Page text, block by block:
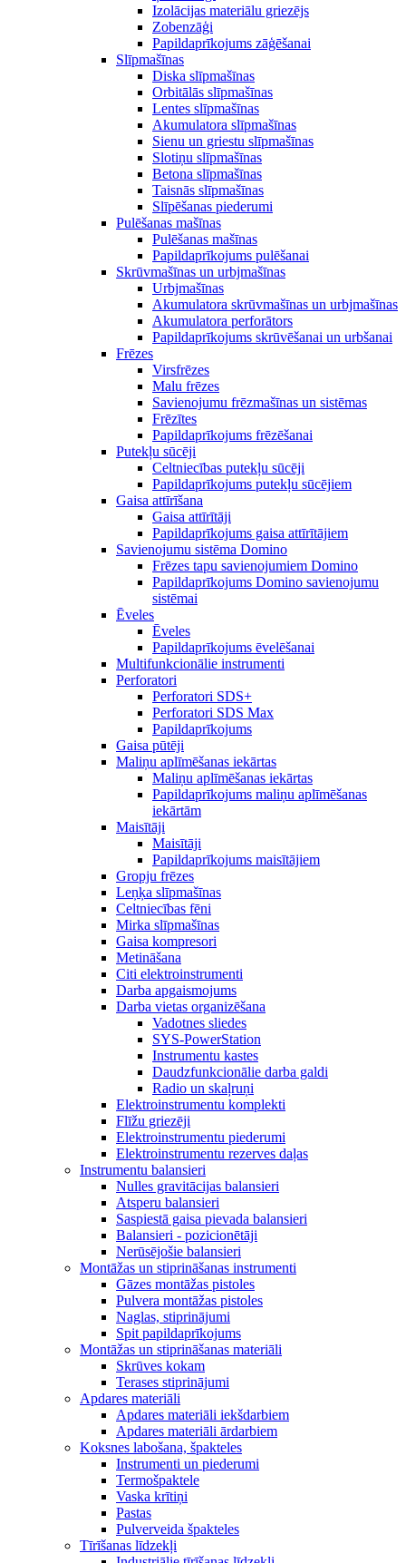
Izolācijas materiālu griezējs
Zobenzāģi
Papildaprīkojums zāģēšanai
Slīpmašīnas
Diska slīpmašīnas
Orbitālās slīpmašīnas
Lentes slīpmašīnas
Akumulatora slīpmašīnas
Sienu un griestu slīpmašīnas
Slotiņu slīpmašīnas
Betona slīpmašīnas
Taisnās slīpmašīnas
Slīpēšanas piederumi
Pulēšanas mašīnas
Pulēšanas mašīnas
Papildaprīkojums pulēšanai
Skrūvmašīnas un urbjmašīnas
Urbjmašīnas
Akumulatora skrūvmašīnas un urbjmašīnas
Akumulatora perforātors
Papildaprīkojums skrūvēšanai un urbšanai
Frēzes
Virsfrēzes
Malu frēzes
Savienojumu frēzmašīnas un sistēmas
Frēzītes
Papildaprīkojums frēzēšanai
Putekļu sūcēji
Celtniecības putekļu sūcēji
Papildaprīkojums putekļu sūcējiem
Gaisa attīrīšana
Gaisa attīrītāji
Papildaprīkojums gaisa attīrītājiem
Savienojumu sistēma Domino
Frēzes tapu savienojumiem Domino
Papildaprīkojums Domino savienojumu
sistēmai
Ēveles
Ēveles
Papildaprīkojums ēvelēšanai
Multifunkcionālie instrumenti
Perforatori
Perforatori SDS+
Perforatori SDS Max
Papildaprīkojums
Gaisa pūtēji
Maliņu aplīmēšanas iekārtas
Maliņu aplīmēšanas iekārtas
Papildaprīkojums maliņu aplīmēšanas
iekārtām
Maisītāji
Maisītāji
Papildaprīkojums maisītājiem
Gropju frēzes
Leņķa slīpmašīnas
Celtniecības fēni
Mirka slīpmašīnas
Gaisa kompresori
Metināšana
Citi elektroinstrumenti
Darba apgaismojums
Darba vietas organizēšana
Vadotnes sliedes
SYS-PowerStation
Instrumentu kastes
Daudzfunkcionālie darba galdi
Radio un skaļruņi
Elektroinstrumentu komplekti
Flīžu griezēji
Elektroinstrumentu piederumi
Elektroinstrumentu rezerves daļas
Instrumentu balansieri
Nulles gravitācijas balansieri
Atsperu balansieri
Saspiestā gaisa pievada balansieri
Balansieri - pozicionētāji
Nerūsējošie balansieri
Montāžas un stiprināšanas instrumenti
Gāzes montāžas pistoles
Pulvera montāžas pistoles
Naglas, stiprinājumi
Spit papildaprīkojums
Montāžas un stiprināšanas materiāli
Skrūves kokam
Terases stiprinājumi
Apdares materiāli
Apdares materiāli iekšdarbiem
Apdares materiāli ārdarbiem
Koksnes labošana, špakteles
Instrumenti un piederumi
Termošpaktele
Vaska krītiņi
Pastas
Pulverveida špakteles
Tīrīšanas līdzekļi